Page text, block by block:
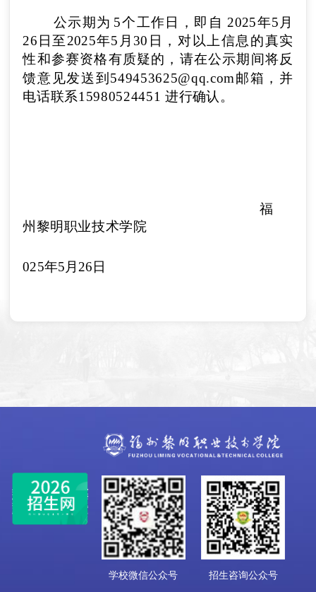
公示期为 5个工作日，即自 2025年5 月
26 日至2025年5 月 30 日，对以上信息的真实
性和参赛资格有质疑的，请在公示期间将反
馈意见发送到 549453625@qq.com邮箱，并
电话联系15980524451 进行确认。
福
州黎明职业技术学院
025年5 月 26日
学校微信公众号 招生咨询公众号